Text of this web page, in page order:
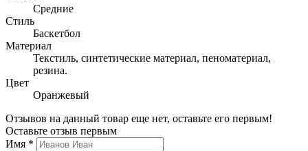
Средние
Стиль
Баскетбол
Материал
Текстиль, синтетические материал, пеноматериал,
резина.
Цвет
Оранжевый
Отзывов на данный товар еще нет, оставьте его первым!
Оставьте отзыв первым
Имя *